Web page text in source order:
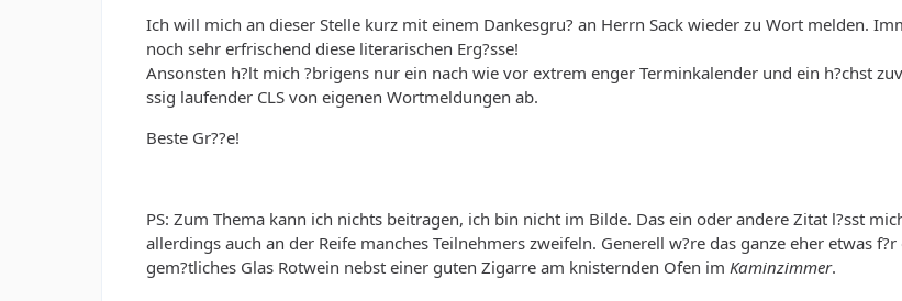
Ich will mich an dieser Stelle kurz mit einem Dankesgru? an Herrn Sack wieder zu Wort melden.
noch sehr erfrischend diese literarischen Erg?sse!
Ansonsten h?lt mich ?brigens nur ein nach wie vor extrem enger Terminkalender und ein h?chst
ssig laufender CLS von eigenen Wortmeldungen ab.
Beste Gr??e!
PS: Zum Thema kann ich nichts beitragen, ich bin nicht im Bilde. Das ein oder andere Zitat l?sst
allerdings auch an der Reife manches Teilnehmers zweifeln. Generell w?re das ganze eher etwas f?r
gem?tliches Glas Rotwein nebst einer guten Zigarre am knisternden Ofen im Kaminzimmer.